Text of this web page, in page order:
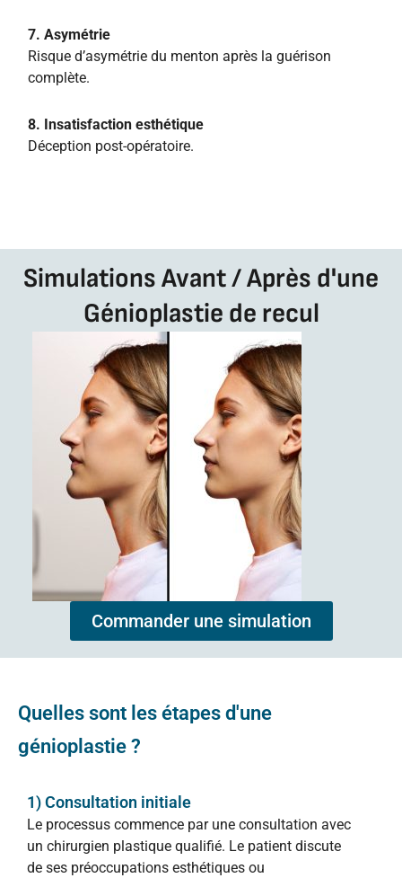
7. Asymétrie
Risque d’asymétrie du menton après la guérison
complète.
8. Insatisfaction esthétique
Déception post-opératoire.
Simulations Avant / Après d'une
Génioplastie de recul
Commander une simulation
Quelles sont les étapes d'une
génioplastie ?
1) Consultation initiale
Le processus commence par une consultation avec
un chirurgien plastique qualifié. Le patient discute
de ses préoccupations esthétiques ou